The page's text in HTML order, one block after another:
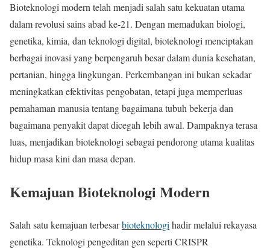
Bioteknologi modern telah menjadi salah satu kekuatan utama
dalam revolusi sains abad ke-21. Dengan memadukan biologi,
genetika, kimia, dan teknologi digital, bioteknologi menciptakan
berbagai inovasi yang berpengaruh besar dalam dunia kesehatan,
pertanian, hingga lingkungan. Perkembangan ini bukan sekadar
meningkatkan efektivitas pengobatan, tetapi juga memperluas
pemahaman manusia tentang bagaimana tubuh bekerja dan
bagaimana penyakit dapat dicegah lebih awal. Dampaknya terasa
luas, menjadikan bioteknologi sebagai pendorong utama kualitas
hidup masa kini dan masa depan.
Kemajuan Bioteknologi Modern
Salah satu kemajuan terbesarbioteknologihadir melalui rekayasa
genetika. Teknologi pengeditan gen seperti CRISPR